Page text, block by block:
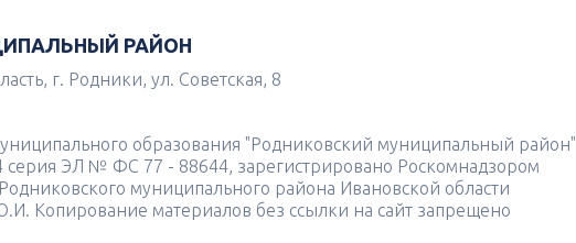
РАЙОН
г. Родники, ул. Советская, 8
образования "Родниковский муниципальный район"
серия ЭЛ № ФС 77 - 88644, зарегистрировано Роскомнадзором
муниципального района Ивановской области
Копирование материалов без ссылки на сайт запрещено